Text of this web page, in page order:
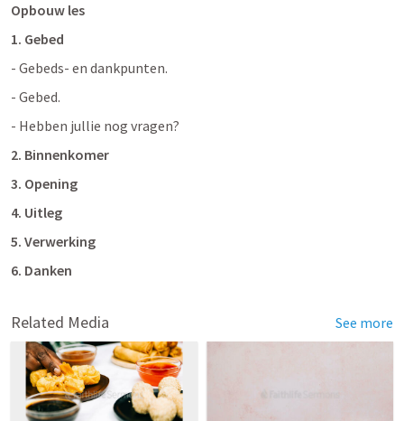
Opbouw les
1. Gebed
- Gebeds- en dankpunten.
- Gebed.
- Hebben jullie nog vragen?
2. Binnenkomer
3. Opening
4. Uitleg
5. Verwerking
6. Danken
Related Media See more